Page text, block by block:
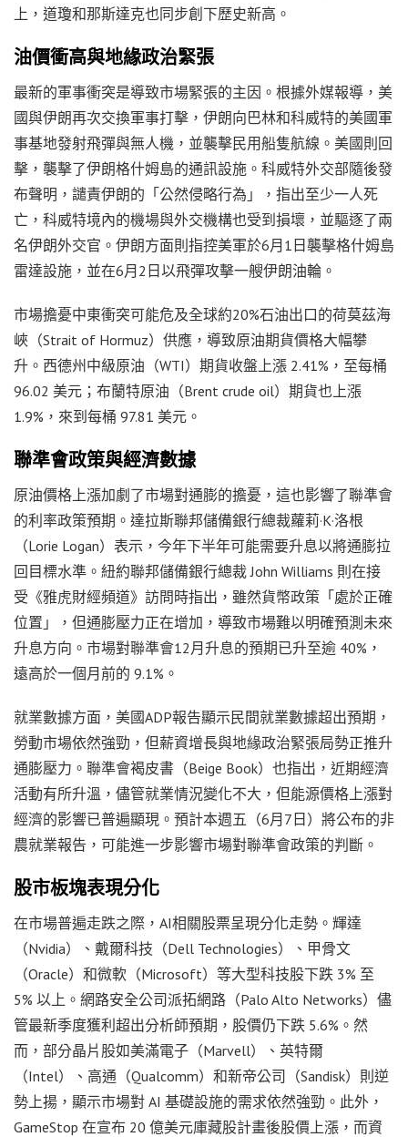
上，道瓊和那斯達克也同步創下歷史新高。
油價衝高與地緣政治緊張
最新的軍事衝突是導致市場緊張的主因。根據外媒報導，美
國與伊朗再次交換軍事打擊，伊朗向巴林和科威特的美國軍
事基地發射飛彈與無人機，並襲擊民用船隻航線。美國則回
擊，襲擊了伊朗格什姆島的通訊設施。科威特外交部隨後發
布聲明，譴責伊朗的「公然侵略行為」，指出至少一人死
亡，科威特境內的機場與外交機構也受到損壞，並驅逐了兩
名伊朗外交官。伊朗方面則指控美軍於6月1日襲擊格什姆島
雷達設施，並在6月2日以飛彈攻擊一艘伊朗油輪。
市場擔憂中東衝突可能危及全球約20%石油出口的荷莫茲海
峽（Strait of Hormuz）供應，導致原油期貨價格大幅攀
升。西德州中級原油（WTI）期貨收盤上漲 2.41%，至每桶
96.02 美元；布蘭特原油（Brent crude oil）期貨也上漲
1.9%，來到每桶 97.81 美元。
聯準會政策與經濟數據
原油價格上漲加劇了市場對通膨的擔憂，這也影響了聯準會
的利率政策預期。達拉斯聯邦儲備銀行總裁蘿莉·K·洛根
（Lorie Logan）表示，今年下半年可能需要升息以將通膨拉
回目標水準。紐約聯邦儲備銀行總裁 John Williams 則在接
受《雅虎財經頻道》訪問時指出，雖然貨幣政策「處於正確
位置」，但通膨壓力正在增加，導致市場難以明確預測未來
升息方向。市場對聯準會12月升息的預期已升至逾 40%，
遠高於一個月前的 9.1%。
就業數據方面，美國ADP報告顯示民間就業數據超出預期，
勞動市場依然強勁，但薪資增長與地緣政治緊張局勢正推升
通膨壓力。聯準會褐皮書（Beige Book）也指出，近期經濟
活動有所升溫，儘管就業情況變化不大，但能源價格上漲對
經濟的影響已普遍顯現。預計本週五（6月7日）將公布的非
農就業報告，可能進一步影響市場對聯準會政策的判斷。
股市板塊表現分化
在市場普遍走跌之際，AI相關股票呈現分化走勢。輝達
（Nvidia）、戴爾科技（Dell Technologies）、甲骨文
（Oracle）和微軟（Microsoft）等大型科技股下跌 3% 至
5% 以上。網路安全公司派拓網路（Palo Alto Networks）儘
管最新季度獲利超出分析師預期，股價仍下跌 5.6%。然
而，部分晶片股如美滿電子（Marvell）、英特爾
（Intel）、高通（Qualcomm）和新帝公司（Sandisk）則逆
勢上揚，顯示市場對 AI 基礎設施的需求依然強勁。此外，
GameStop 在宣布 20 億美元庫藏股計畫後股價上漲，而資